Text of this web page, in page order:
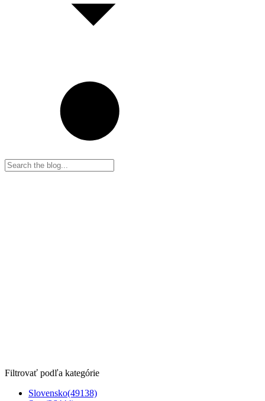
Filtrovať podľa kategórie
Slovensko(49138)